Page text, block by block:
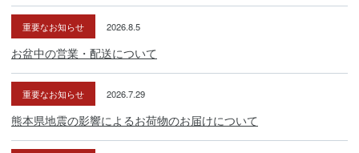
重要なお知らせ 2026.8.5
お盆中の営業・配送について
重要なお知らせ 2026.7.29
熊本県地震の影響によるお荷物のお届けについて